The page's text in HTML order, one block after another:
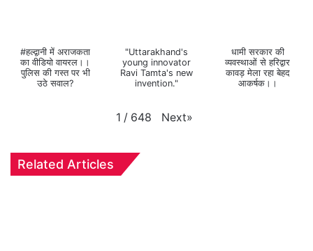
#हल्द्वानी में अराजकता
का वीडियो वायरल।।
पुलिस की गस्त पर भी
उठे सवाल?
"Uttarakhand's
young innovator
Ravi Tamta's new
invention."
धामी सरकार की
व्यवस्थाओं से हरिद्वार
कावड़ मेला रहा बेहद
आकर्षक।।
1 / 648 Next»
Related Articles